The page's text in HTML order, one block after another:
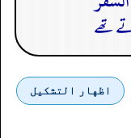
تھے
اظهار التشكيل